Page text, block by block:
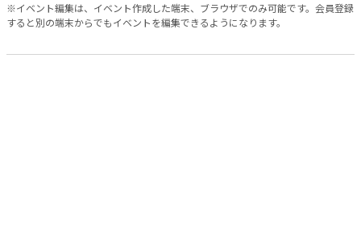
※イベント編集は、イベント作成した端末、ブラウザでのみ可能です。会員登録
すると別の端末からでもイベントを編集できるようになります。